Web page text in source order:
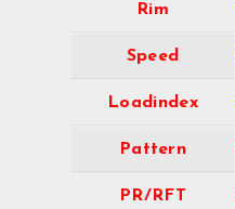
Rim
Speed
Loadindex
Pattern
PR/RFT